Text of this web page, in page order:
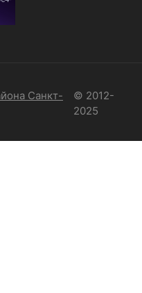
Санкт-
© 2012-
2025